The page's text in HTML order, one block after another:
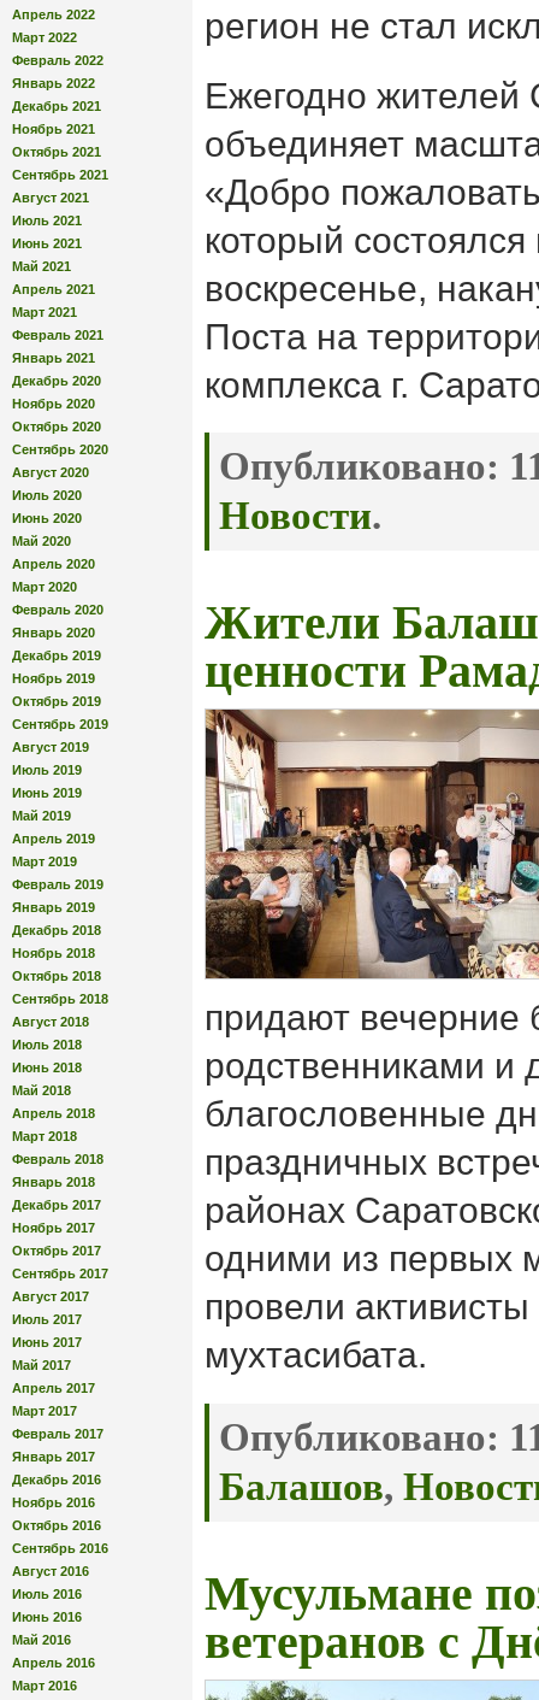
Апрель 2022
Март 2022
Февраль 2022
Январь 2022
Декабрь 2021
Ноябрь 2021
Октябрь 2021
Сентябрь 2021
Август 2021
Июль 2021
Июнь 2021
Май 2021
Апрель 2021
Март 2021
Февраль 2021
Январь 2021
Декабрь 2020
Ноябрь 2020
Октябрь 2020
Сентябрь 2020
Август 2020
Июль 2020
Июнь 2020
Май 2020
Апрель 2020
Март 2020
Февраль 2020
Январь 2020
Декабрь 2019
Ноябрь 2019
Октябрь 2019
Сентябрь 2019
Август 2019
Июль 2019
Июнь 2019
Май 2019
Апрель 2019
Март 2019
Февраль 2019
Январь 2019
Декабрь 2018
Ноябрь 2018
Октябрь 2018
Сентябрь 2018
Август 2018
Июль 2018
Июнь 2018
Май 2018
Апрель 2018
Март 2018
Февраль 2018
Январь 2018
Декабрь 2017
Ноябрь 2017
Октябрь 2017
Сентябрь 2017
Август 2017
Июль 2017
Июнь 2017
Май 2017
Апрель 2017
Март 2017
Февраль 2017
Январь 2017
Декабрь 2016
Ноябрь 2016
Октябрь 2016
Сентябрь 2016
Август 2016
Июль 2016
Июнь 2016
Май 2016
Апрель 2016
Март 2016
регион не стал
Ежегодно жителей
объединяет
«Добро
который
воскресенье,
Поста на
комплекса г.
Опубликовано:
Новости.
Жители
ценности
придают вечерние
родственниками и
благословенные
праздничных
районах
одними из первых
провели
мухтасибата.
Опубликовано:
Балашов,
Мусульмане
ветеранов с